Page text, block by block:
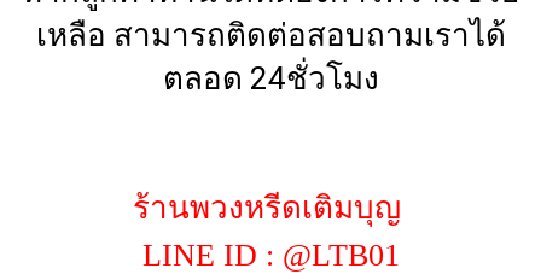
เหลือ สามารถติดต่อสอบถามเราได้
ตลอด 24ชั่วโมง
ร้านพวงหรีดเติมบุญ
LINE ID : @LTB01